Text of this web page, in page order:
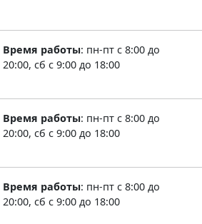
Время работы: пн-пт с 8:00 до
20:00, сб с 9:00 до 18:00
Время работы: пн-пт с 8:00 до
20:00, сб с 9:00 до 18:00
Время работы: пн-пт с 8:00 до
20:00, сб с 9:00 до 18:00